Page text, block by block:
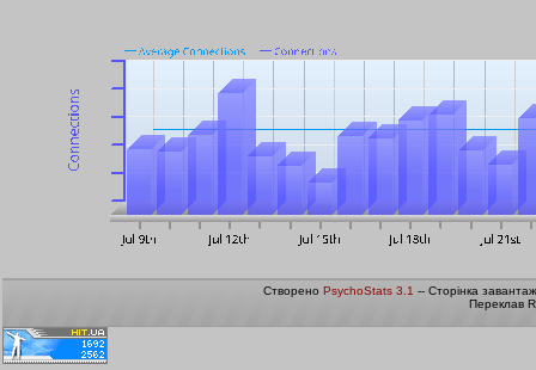
Створено PsychoStats 3.1 -- Сторінка
Переклав